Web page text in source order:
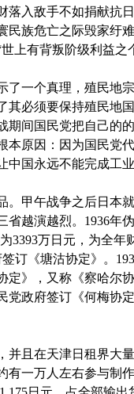
落入敌手不如捐献抗
民族危亡之际毁家纡
上有背叛阶级利益之
一个真理，殖民地宗
其必须要保持殖民地
期间国民党把自己的
本原因：因为国民党
中国永远不能完成工
甲午战争之后日本就
省越演越烈。1936年
3393万日元，为全
订《塘沽协定》。
定》，又称《察哈尔
党政府签订《何梅协
且在天津日租界大量
有一万人左右参与制